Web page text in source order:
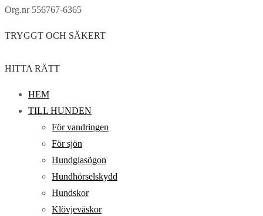
Org.nr 556767-6365
TRYGGT OCH SÄKERT
HITTA RÄTT
HEM
TILL HUNDEN
För vandringen
För sjön
Hundglasögon
Hundhörselskydd
Hundskor
Klövjeväskor